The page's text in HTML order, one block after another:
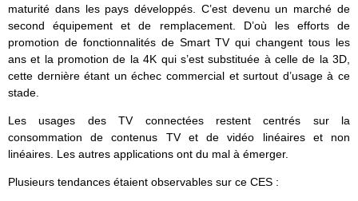
maturité dans les pays développés. C’est devenu un marché de
second équipement et de remplacement. D’où les efforts de
promotion de fonctionnalités de Smart TV qui changent tous les
ans et la promotion de la 4K qui s’est substituée à celle de la 3D,
cette dernière étant un échec commercial et surtout d’usage à ce
stade.
Les usages des TV connectées restent centrés sur la
consommation de contenus TV et de vidéo linéaires et non
linéaires. Les autres applications ont du mal à émerger.
Plusieurs tendances étaient observables sur ce CES :